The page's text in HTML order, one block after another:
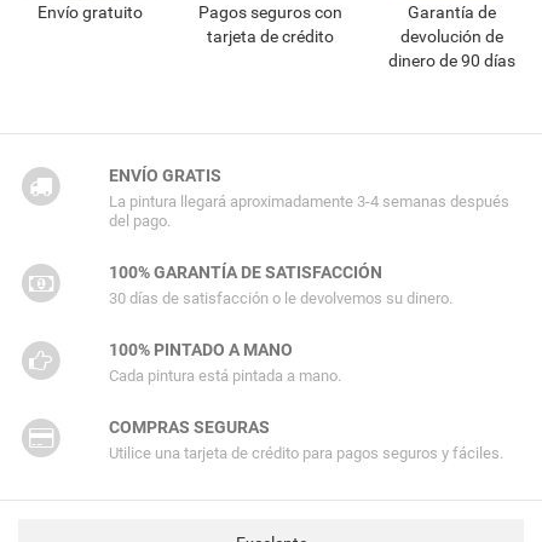
Envío gratuito
Pagos seguros con
tarjeta de crédito
Garantía de
devolución de
dinero de 90 días
ENVÍO GRATIS
La pintura llegará aproximadamente 3-4 semanas después
del pago.
100% GARANTÍA DE SATISFACCIÓN
30 días de satisfacción o le devolvemos su dinero.
100% PINTADO A MANO
Cada pintura está pintada a mano.
COMPRAS SEGURAS
Utilice una tarjeta de crédito para pagos seguros y fáciles.